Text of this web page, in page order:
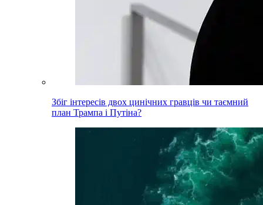
Збіг інтересів двох цинічних гравців чи таємний
план Трампа і Путіна?